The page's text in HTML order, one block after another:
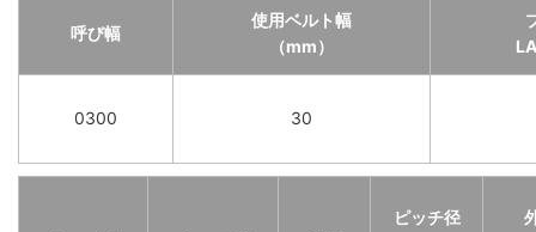
呼び幅
使用ベルト幅
（mm）
0300 30
ピッチ径